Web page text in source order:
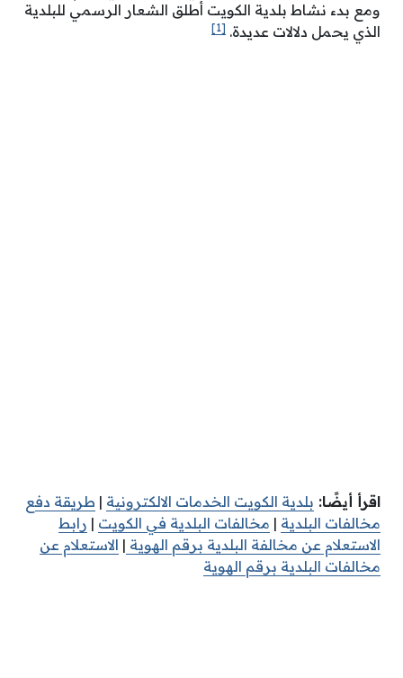
ومع بدء نشاط بلدية الكويت أطلق الشعار الرسمي للبلدية
الذي يحمل دلالات عديدة. [1]
اقرأ أيضًا: بلدية الكويت الخدمات الالكترونية | طريقة دفع
مخالفات البلدية | مخالفات البلدية في الكويت | رابط
الاستعلام عن مخالفة البلدية برقم الهوية | الاستعلام عن
مخالفات البلدية برقم الهوية